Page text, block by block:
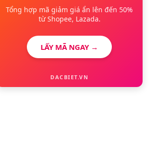
Tổng hợp mã giảm giá ẩn lên đến 50%
từ Shopee, Lazada.
LẤY MÃ NGAY →
DACBIET.VN